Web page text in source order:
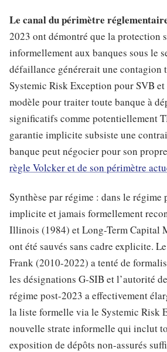
Le canal du périmètre
2023 ont démontré que la protection
informellement aux banques sous le
défaillance générerait une contagion
Systemic Risk Exception pour SVB
modèle pour traiter toute banque à
significatifs comme potentiellement
garantie implicite subsiste une
banque peut négocier pour son
règle Volcker et de son périmètre
Synthèse par régime : dans le
implicite et jamais formellement
Illinois (1984) et Long-Term Capital
ont été sauvés sans cadre explicite.
Frank (2010-2022) a tenté de
les désignations G-SIB et l’autorité
régime post-2023 a effectivement
la liste formelle via le Systemic Risk
nouvelle strate informelle qui inclut
exposition de dépôts non-assurés